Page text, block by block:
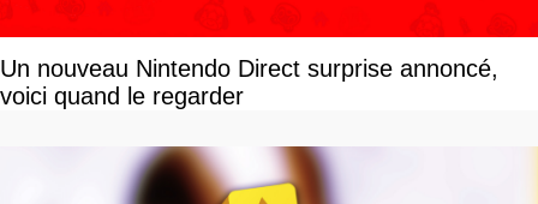
Un nouveau Nintendo Direct surprise annoncé,
voici quand le regarder